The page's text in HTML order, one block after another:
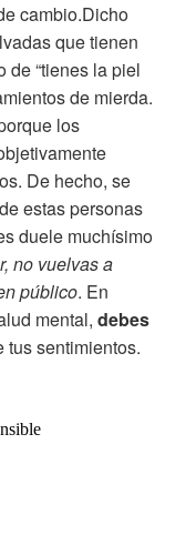
cambio.Dicho
que tienen
de “tienes la piel
de mierda.
los
De hecho, se
estas personas
duele muchísimo
no vuelvas a
público. En
mental, debes
tus sentimientos.